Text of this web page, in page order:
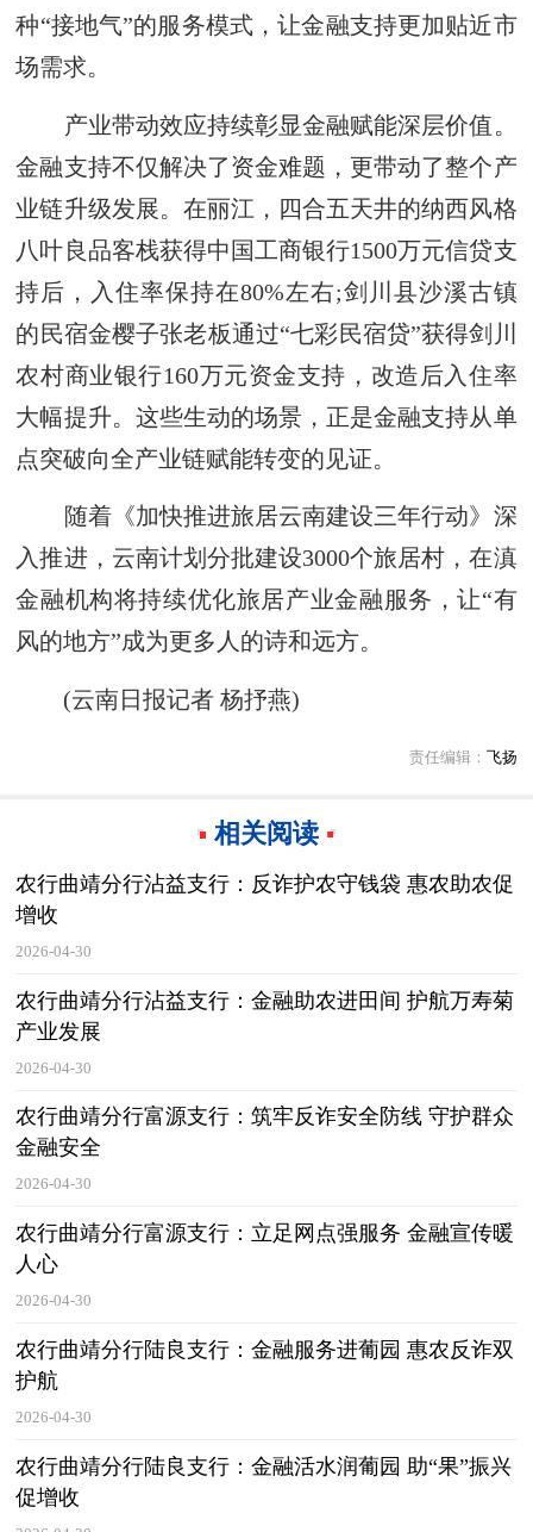
种“接地气”的服务模式，让金融支持更加贴近市
场需求。
产业带动效应持续彰显金融赋能深层价值。
金融支持不仅解决了资金难题，更带动了整个产
业链升级发展。在丽江，四合五天井的纳西风格
八叶良品客栈获得中国工商银行1500万元信贷支
持后，入住率保持在80%左右;剑川县沙溪古镇
的民宿金樱子张老板通过“七彩民宿贷”获得剑川
农村商业银行160万元资金支持，改造后入住率
大幅提升。这些生动的场景，正是金融支持从单
点突破向全产业链赋能转变的见证。
随着《加快推进旅居云南建设三年行动》深
入推进，云南计划分批建设3000个旅居村，在滇
金融机构将持续优化旅居产业金融服务，让“有
风的地方”成为更多人的诗和远方。
(云南日报记者 杨抒燕)
责任编辑： 飞扬
相关阅读
农行曲靖分行沾益支行：反诈护农守钱袋 惠农助农促
增收
2026-04-30
农行曲靖分行沾益支行：金融助农进田间 护航万寿菊
产业发展
2026-04-30
农行曲靖分行富源支行：筑牢反诈安全防线 守护群众
金融安全
2026-04-30
农行曲靖分行富源支行：立足网点强服务 金融宣传暖
人心
2026-04-30
农行曲靖分行陆良支行：金融服务进葡园 惠农反诈双
护航
2026-04-30
农行曲靖分行陆良支行：金融活水润葡园 助“果”振兴
促增收